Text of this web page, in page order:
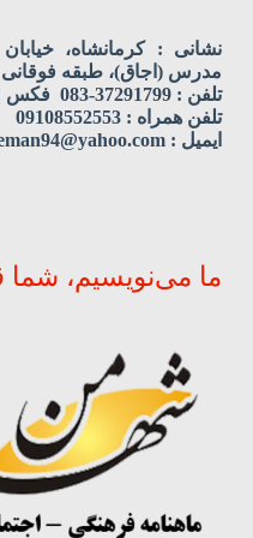
نشانی : کرمانشاه،
مدرس (اجاق)، طبقه فوقانی
تلفن : 37291799-083 فکس : 37221829-083
تلفن همراه : 09108552553
ایمیل : shahreman94@yahoo.com
ما می‌نویسیم، شما